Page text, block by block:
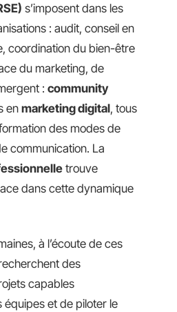
s’imposent dans les
: audit, conseil en
coordination du bien-être
du marketing, de
: community
en marketing digital, tous
des modes de
communication. La
trouve
dans cette dynamique
à l’écoute de ces
des
capables
équipes et de piloter le